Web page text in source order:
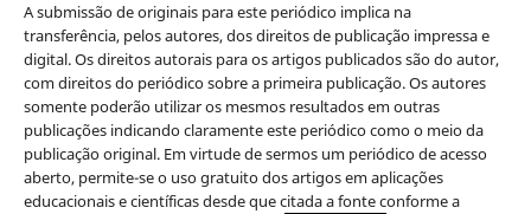
A submissão de originais para este periódico implica na
transferência, pelos autores, dos direitos de publicação impressa e
digital. Os direitos autorais para os artigos publicados são do autor,
com direitos do periódico sobre a primeira publicação. Os autores
somente poderão utilizar os mesmos resultados em outras
publicações indicando claramente este periódico como o meio da
publicação original. Em virtude de sermos um periódico de acesso
aberto, permite-se o uso gratuito dos artigos em aplicações
educacionais e científicas desde que citada a fonte conforme a